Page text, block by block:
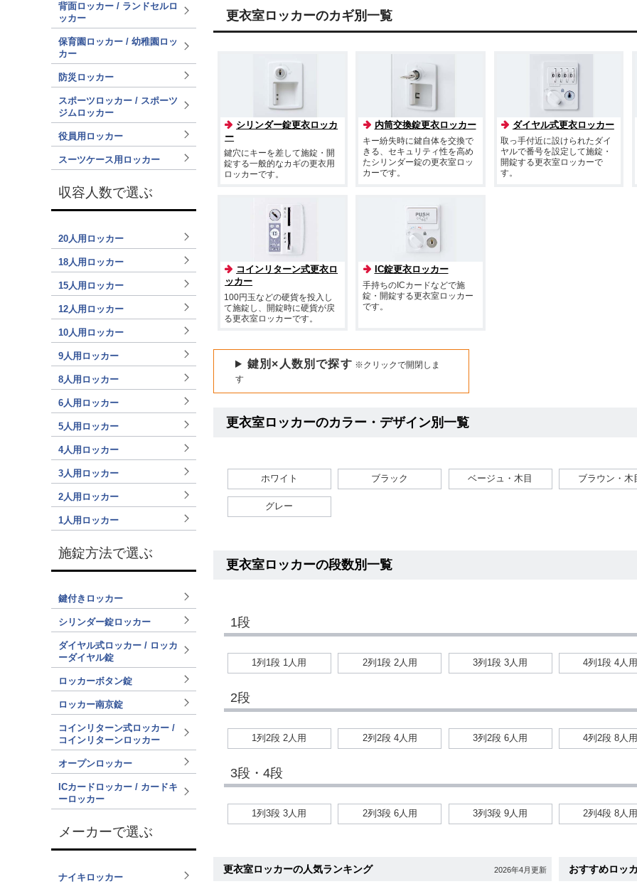
更衣室ロッカーのカギ別一覧
シリンダー錠更衣ロッカ
ー
鍵穴にキーを差して施錠・開
錠する一般的なカギの更衣用
ロッカーです。
内筒交換錠更衣ロッカー
キー紛失時に鍵自体を交換で
きる、セキュリティ性を高め
たシリンダー錠の更衣室ロッ
カーです。
ダイヤル式更衣ロッカー
取っ手付近に設けられたダイ
ヤルで番号を設定して施錠・
開錠する更衣室ロッカーで
す。
コインリターン式更衣ロ
ッカー
100円玉などの硬貨を投入し
て施錠し、開錠時に硬貨が戻
る更衣室ロッカーです。
IC錠更衣ロッカー
手持ちのICカードなどで施
錠・開錠する更衣室ロッカー
です。
鍵別×人数別で探す ※クリックで開閉しま
す
更衣室ロッカーのカラー・デザイン別一覧
ホワイト ブラック ベージュ・木目 ブラウン・木
グレー
更衣室ロッカーの段数別一覧
1段
1列1段 1人用 2列1段 2人用 3列1段 3人用 4列1段 4人用
2段
1列2段 2人用 2列2段 4人用 3列2段 6人用 4列2段 8人用
3段・4段
1列3段 3人用 2列3段 6人用 3列3段 9人用 2列4段 8人用
更衣室ロッカーの人気ランキング 2026年4月更新 おすすめロッ
背面ロッカー / ランドセルロ
ッカー
保育園ロッカー / 幼稚園ロッ
カー
防災ロッカー
スポーツロッカー / スポーツ
ジムロッカー
役員用ロッカー
スーツケース用ロッカー
収容人数で選ぶ
20人用ロッカー
18人用ロッカー
15人用ロッカー
12人用ロッカー
10人用ロッカー
9人用ロッカー
8人用ロッカー
6人用ロッカー
5人用ロッカー
4人用ロッカー
3人用ロッカー
2人用ロッカー
1人用ロッカー
施錠方法で選ぶ
鍵付きロッカー
シリンダー錠ロッカー
ダイヤル式ロッカー / ロッカ
ーダイヤル錠
ロッカーボタン錠
ロッカー南京錠
コインリターン式ロッカー /
コインリターンロッカー
オープンロッカー
ICカードロッカー / カードキ
ーロッカー
メーカーで選ぶ
ナイキロッカー